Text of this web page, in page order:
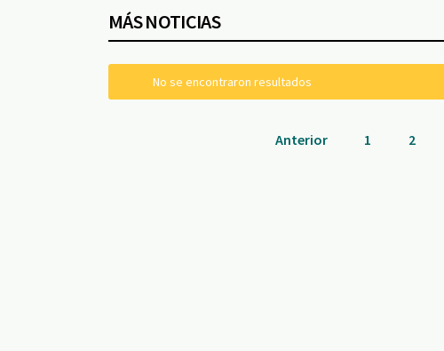
MÁS NOTICIAS
No se encontraron resultados
Anterior 1 2